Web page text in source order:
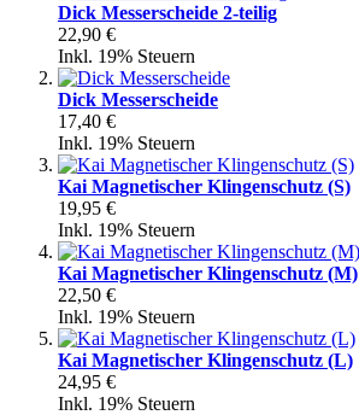
Dick Messerscheide 2-teilig
22,90 €
Inkl. 19% Steuern
Dick Messerscheide
17,40 €
Inkl. 19% Steuern
Kai Magnetischer Klingenschutz (S)
19,95 €
Inkl. 19% Steuern
Kai Magnetischer Klingenschutz (M)
22,50 €
Inkl. 19% Steuern
Kai Magnetischer Klingenschutz (L)
24,95 €
Inkl. 19% Steuern